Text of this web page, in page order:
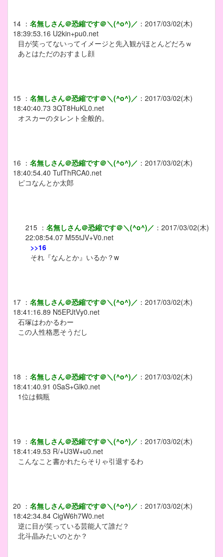
14 ： 名無しさん＠恐縮です＠＼(^o^)／ ： 2017/03/02(木)
18:39:53.16 U2kin+pu0.net
目が笑ってないってイメージと先入観がほとんどだろｗ
あとはただのおすまし顔
15 ： 名無しさん＠恐縮です＠＼(^o^)／ ： 2017/03/02(木)
18:40:40.73 3QT8HuKL0.net
オスカーのタレント全般的。
16 ： 名無しさん＠恐縮です＠＼(^o^)／ ： 2017/03/02(木)
18:40:54.40 TufThRCA0.net
ピコなんとか太郎
215 ： 名無しさん＠恐縮です＠＼(^o^)／ ： 2017/03/02(木)
22:08:54.07 M55tJV+V0.net
>>16
それ『なんとか』いるか？w
17 ： 名無しさん＠恐縮です＠＼(^o^)／ ： 2017/03/02(木)
18:41:16.89 N5EPJtVy0.net
石塚はわかるわー
この人性格悪そうだし
18 ： 名無しさん＠恐縮です＠＼(^o^)／ ： 2017/03/02(木)
18:41:40.91 0SaS+Glk0.net
1位は鶴瓶
19 ： 名無しさん＠恐縮です＠＼(^o^)／ ： 2017/03/02(木)
18:41:49.53 R/+U3W+u0.net
こんなこと書かれたらそりゃ引退するわ
20 ： 名無しさん＠恐縮です＠＼(^o^)／ ： 2017/03/02(木)
18:42:34.84 CigW6h7W0.net
逆に目が笑っている芸能人て誰だ？
北斗晶みたいのとか？